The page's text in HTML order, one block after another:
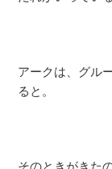
アークは、グル
ると。
そのときがきた